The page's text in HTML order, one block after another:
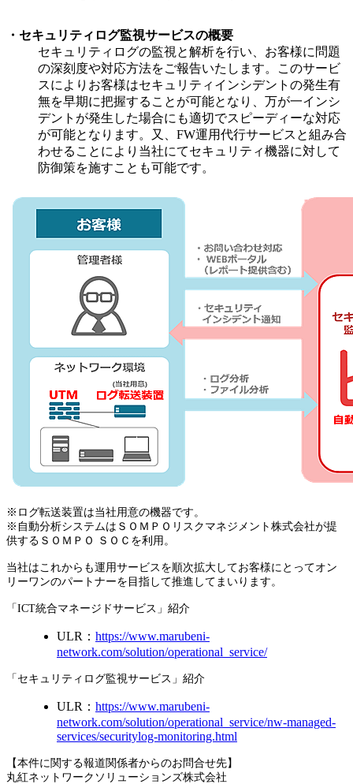
・セキュリティログ監視サービスの概要
セキュリティログの監視と解析を行い、お客様に問題
の深刻度や対応方法をご報告いたします。このサービ
スによりお客様はセキュリティインシデントの発生有
無を早期に把握することが可能となり、万が一インシ
デントが発生した場合にも適切でスピーディーな対応
が可能となります。又、FW運用代行サービスと組み合
わせることにより当社にてセキュリティ機器に対して
防御策を施すことも可能です。
※ ログ転送装置は当社用意の機器です。
※ 自動分析システムはＳＯＭＰＯリスクマネジメント株式会社が提
供するＳＯＭＰＯ ＳＯＣを利用。
当社はこれからも運用サービスを順次拡大してお客様にとってオン
リーワンのパートナーを目指して推進してまいります。
「ICT統合マネージドサービス」紹介
ULR： https://www.marubeni-
network.com/solution/operational_service/
「セキュリティログ監視サービス」紹介
ULR： https://www.marubeni-
network.com/solution/operational_service/nw-managed-
services/securitylog-monitoring.html
【本件に関する報道関係者からのお問合せ先】
丸紅ネットワークソリューションズ株式会社